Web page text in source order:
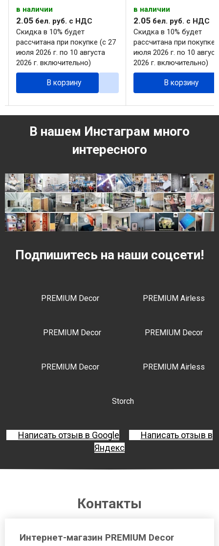
в наличии
2.05 бел. руб. с НДС
Скидка в 10% будет
рассчитана при покупке (с 27
июля 2026 г. по 10 августа
2026 г. включительно)
В корзину
в наличии
2.05 бел. руб. с НДС
Скидка в 10% будет
рассчитана при покупке
июля 2026 г. по 10
2026 г. включительно)
В корзину
В нашем Инстаграм много
интересного
Подпишитесь на наши соцсети!
PREMIUM Decor PREMIUM Airless
PREMIUM Decor PREMIUM Decor
PREMIUM Decor PREMIUM Airless
Storch
Написать отзыв в Google
Написать отзыв в
Яндекс
Контакты
Интернет-магазин PREMIUM Decor